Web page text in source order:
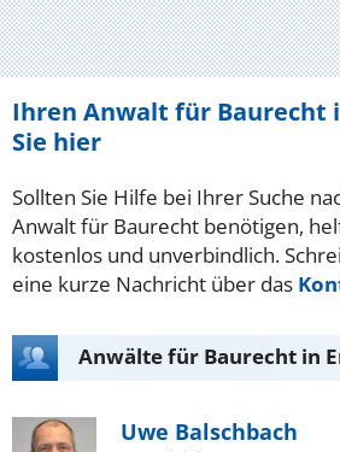
Ihren Anwalt für Baurecht
Sie hier
Sollten Sie Hilfe bei Ihrer Suche
Anwalt für Baurecht benötigen,
kostenlos und unverbindlich.
eine kurze Nachricht über das
Anwälte für Baurecht in
Uwe Balschbach